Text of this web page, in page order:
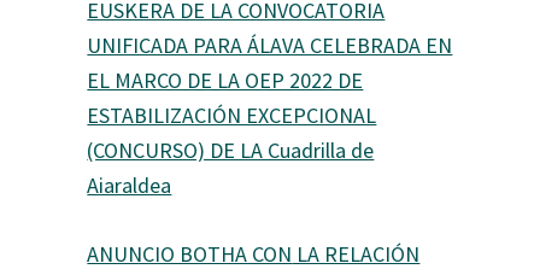
EUSKERA DE LA CONVOCATORIA
UNIFICADA PARA ÁLAVA CELEBRADA EN
EL MARCO DE LA OEP 2022 DE
ESTABILIZACIÓN EXCEPCIONAL
(CONCURSO) DE LA Cuadrilla de
Aiaraldea
ANUNCIO BOTHA CON LA RELACIÓN